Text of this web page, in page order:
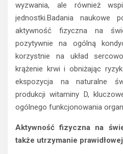
wyzwania, ale również
jednostki.Badania naukowe
aktywność fizyczna na
pozytywnie na ogólną
korzystnie na układ
krążenie krwi i obniżając
ekspozycja na naturalne
produkcji witaminy D,
ogólnego funkcjonowania
Aktywność fizyczna na
także utrzymanie